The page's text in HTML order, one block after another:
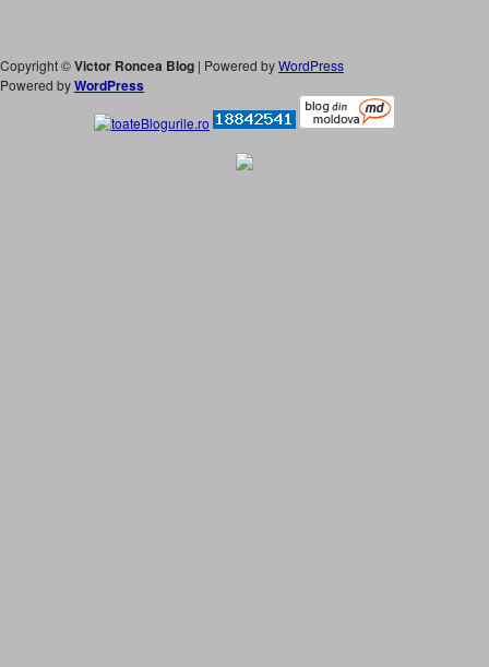
Copyright ©Victor Roncea Blog | Powered byWordPress
Powered byWordPress